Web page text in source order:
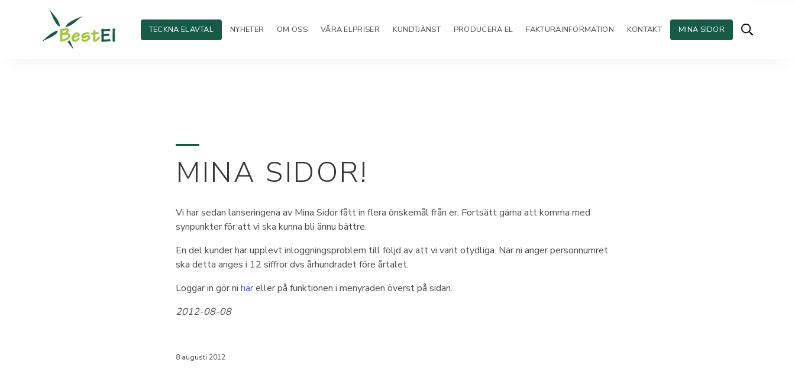
TECKNA ELAVTAL NYHETER OM OSS VÅRA ELPRISER KUNDTJÄNST PRODUCERA EL FAKTURAINFORMATION KONTAKT MINA SIDOR
MINA SIDOR!
Vi har sedan lanseringena av Mina Sidor fått in flera önskemål från er. Fortsätt gärna att komma med
synpunkter för att vi ska kunna bli ännu bättre.
En del kunder har upplevt inloggningsproblem till följd av att vi varit otydliga. När ni anger personnumret
ska detta anges i 12 siffror dvs århundradet före årtalet.
Loggar in gör ni häreller på funktionen i menyraden överst på sidan.
2012-08-08
8 augusti 2012